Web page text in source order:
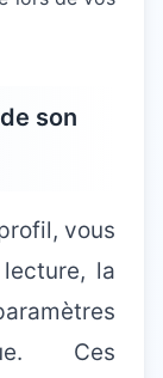
son
vous
la
Ces